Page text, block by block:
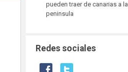
pueden traer de canarias a la
peninsula
Redes sociales